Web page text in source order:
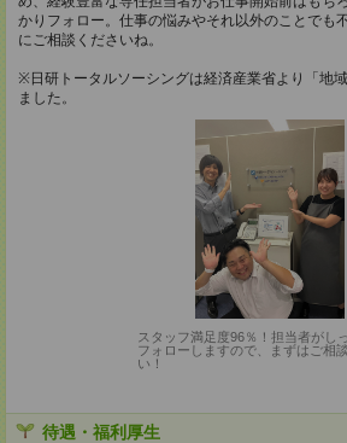
かりフォロー。仕事の悩みやそれ以外のことでも
にご相談くださいね。
※日研トータルソーシングは経済産業省より「地
ました。
スタッフ満足度96％！担当者がし
フォローしますので、まずはご相
い！
待遇・福利厚生